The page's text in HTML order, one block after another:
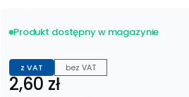
Produkt dostępny w magazynie
z VAT bez VAT
Cena
2,60 zł